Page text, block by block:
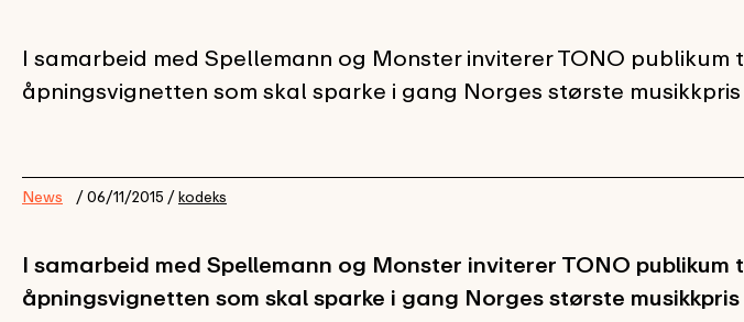
I samarbeid med Spellemann og Monster inviterer TONO publikum
åpningsvignetten som skal sparke i gang Norges største
News / 06/11/2015 /kodeks
I samarbeid med Spellemann og Monster inviterer TONO publikum
åpningsvignetten som skal sparke i gang Norges største musikkpris